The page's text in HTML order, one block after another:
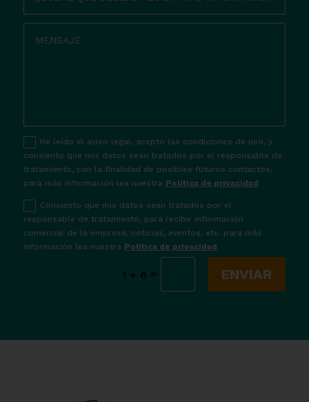
He leído el aviso legal, acepto las condiciones de uso, y
consiento que mis datos sean tratados por el responsable de
tratamiento, con la finalidad de posibles futuros contactos,
para más información lea nuestra Política de privacidad
Consiento que mis datos sean tratados por el
responsable de tratamiento, para recibir información
comercial de la empresa, noticias, eventos, etc. para más
información lea nuestra Política de privacidad
1 + 6 = ENVIAR